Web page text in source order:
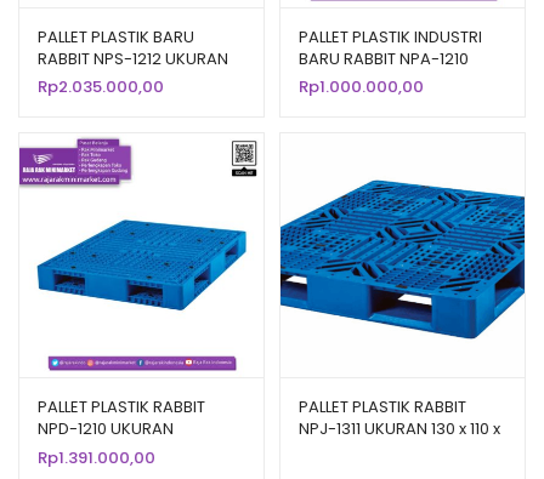
PALLET PLASTIK BARU
RABBIT NPS-1212 UKURAN
120x120x13,2 CM
Rp2.035.000,00
PALLET PLASTIK INDUSTRI
BARU RABBIT NPA-1210
UKURAN 120x100x14 CM
Rp1.000.000,00
PALLET PLASTIK RABBIT
NPD-1210 UKURAN
120x100x15 CM
Rp1.391.000,00
PALLET PLASTIK RABBIT
NPJ-1311 UKURAN 130 x 110 x